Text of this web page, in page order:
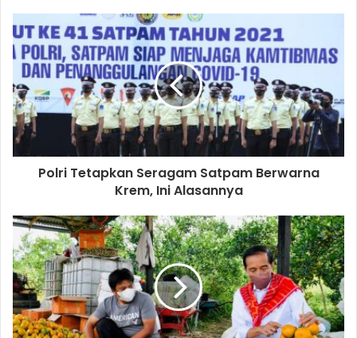
Polri Tetapkan Seragam Satpam Berwarna
Krem, Ini Alasannya